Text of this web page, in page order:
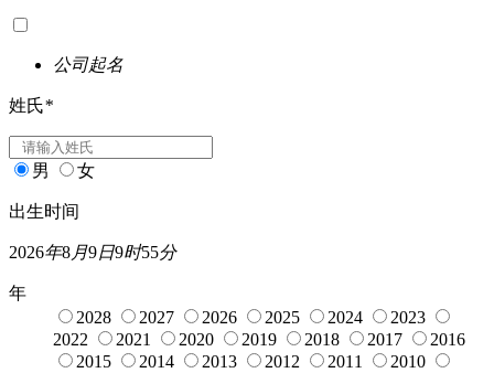
公司起名
姓氏*
男 女
出生时间
2026年8月9日9时55分
年
2028
2027 2026 2025 2024
2023
2022
2021 2020 2019 2018 2017
2016
2015
2014 2013 2012 2011
2010